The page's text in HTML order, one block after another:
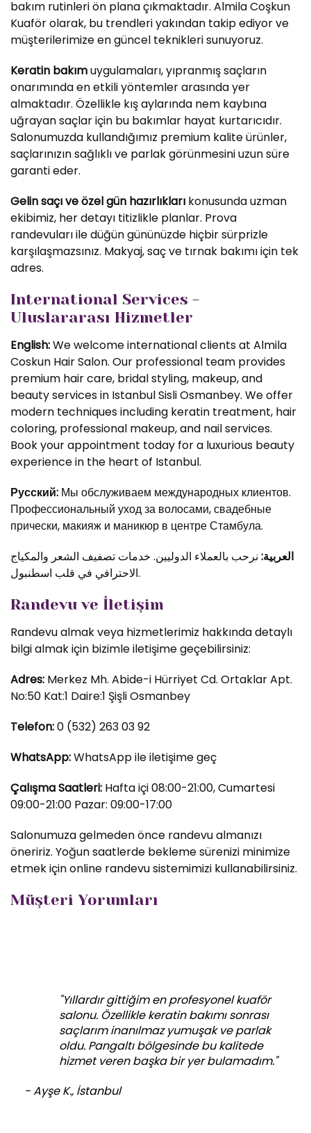
bakım rutinleri ön plana çıkmaktadır. Almila Coşkun
Kuaför olarak, bu trendleri yakından takip ediyor ve
müşterilerimize en güncel teknikleri sunuyoruz.
Keratin bakımuygulamaları, yıpranmış saçların
onarımında en etkili yöntemler arasında yer
almaktadır. Özellikle kış aylarında nem kaybına
uğrayan saçlar için bu bakımlar hayat kurtarıcıdır.
Salonumuzda kullandığımız premium kalite ürünler,
saçlarınızın sağlıklı ve parlak görünmesini uzun süre
garanti eder.
Gelin saçı ve özel gün hazırlıkları konusunda uzman
ekibimiz, her detayı titizlikle planlar. Prova
randevuları ile düğün gününüzde hiçbir sürprizle
karşılaşmazsınız. Makyaj, saç ve tırnak bakımı için tek
adres.
International Services -
Uluslararası Hizmetler
English:We welcome international clients at Almila
Coskun Hair Salon. Our professional team provides
premium hair care, bridal styling, makeup, and
beauty services in Istanbul Sisli Osmanbey. We offer
modern techniques including keratin treatment, hair
coloring, professional makeup, and nail services.
Book your appointment today for a luxurious beauty
experience in the heart of Istanbul.
Русский: Мы обслуживаем международных клиентов.
Профессиональный уход за волосами, свадебные
прически, макияж и маникюр в центре Стамбула.
العربية: نرحب بالعملاء الدوليين. خدمات تصفيف الشعر والمكياج
الاحترافي في قلب اسطنبول.
Randevu ve İletişim
Randevu almak veya hizmetlerimiz hakkında detaylı
bilgi almak için bizimle iletişime geçebilirsiniz:
Adres: Merkez Mh. Abide-i Hürriyet Cd. Ortaklar Apt.
No:50 Kat:1 Daire:1 Şişli Osmanbey
Telefon:0 (532) 263 03 92
WhatsApp:WhatsApp ile iletişime geç
Çalışma Saatleri: Hafta içi 08:00-21:00, Cumartesi
09:00-21:00 Pazar: 09:00-17:00
Salonumuza gelmeden önce randevu almanızı
öneririz. Yoğun saatlerde bekleme sürenizi minimize
etmek için online randevu sistemimizi kullanabilirsiniz.
Müşteri Yorumları
"Yıllardır gittiğim en profesyonel kuaför
salonu. Özellikle keratin bakımı sonrası
saçlarım inanılmaz yumuşak ve parlak
oldu. Pangaltı bölgesinde bu kalitede
hizmet veren başka bir yer bulamadım."
- Ayşe K., İstanbul